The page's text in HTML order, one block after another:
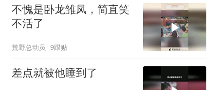
不愧是卧龙雏凤，简直笑
不活了
荒野总动员 9跟贴
差点就被他睡到了